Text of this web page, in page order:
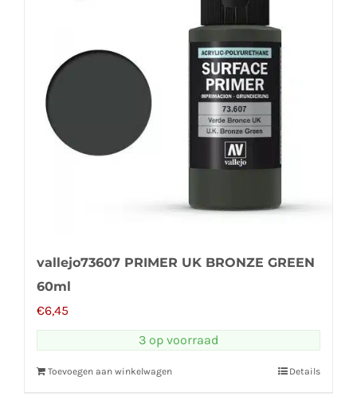
vallejo73607 PRIMER UK BRONZE GREEN
60ml
€6,45
3 op voorraad
Toevoegen aan winkelwagen Details